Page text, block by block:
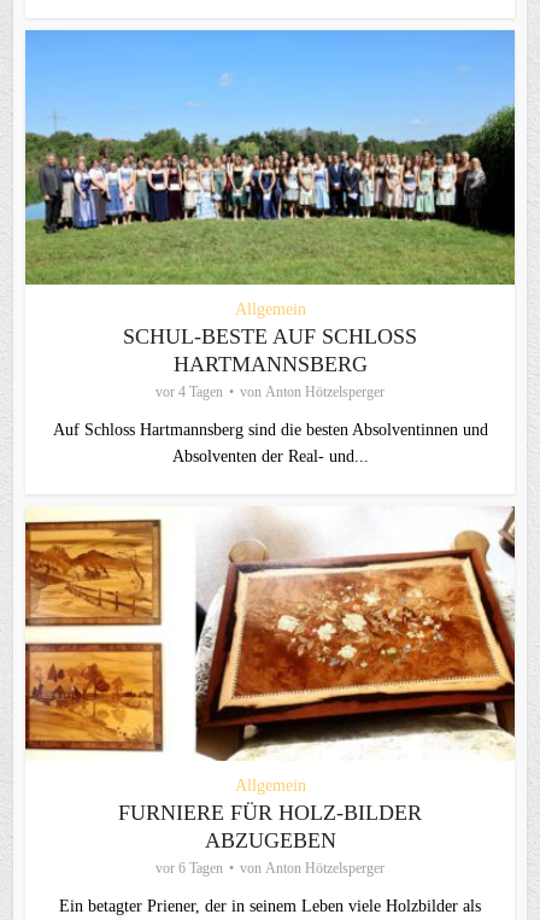
Allgemein
SCHUL-BESTE AUF SCHLOSS
HARTMANNSBERG
vor 4 Tagen von Anton Hötzelsperger
Auf Schloss Hartmannsberg sind die besten Absolventinnen und
Absolventen der Real- und...
Allgemein
FURNIERE FÜR HOLZ-BILDER
ABZUGEBEN
vor 6 Tagen von Anton Hötzelsperger
Ein betagter Priener, der in seinem Leben viele Holzbilder als